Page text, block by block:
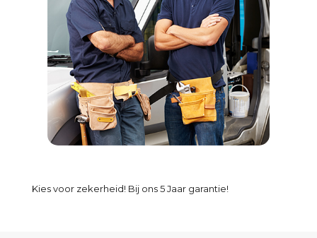
Kies voor zekerheid! Bij ons 5 Jaar garantie!